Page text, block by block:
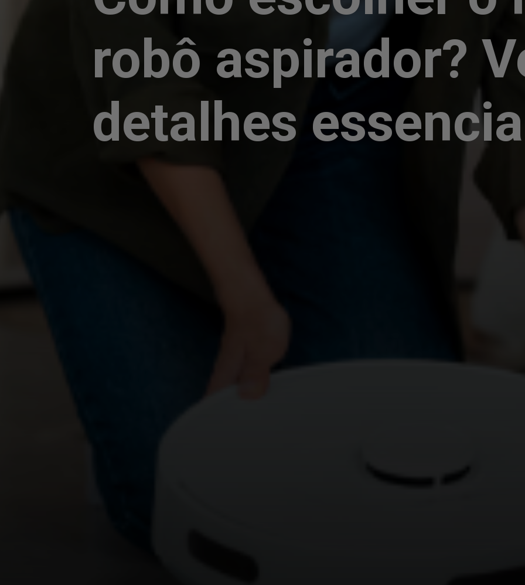
robô aspirador?
detalhes